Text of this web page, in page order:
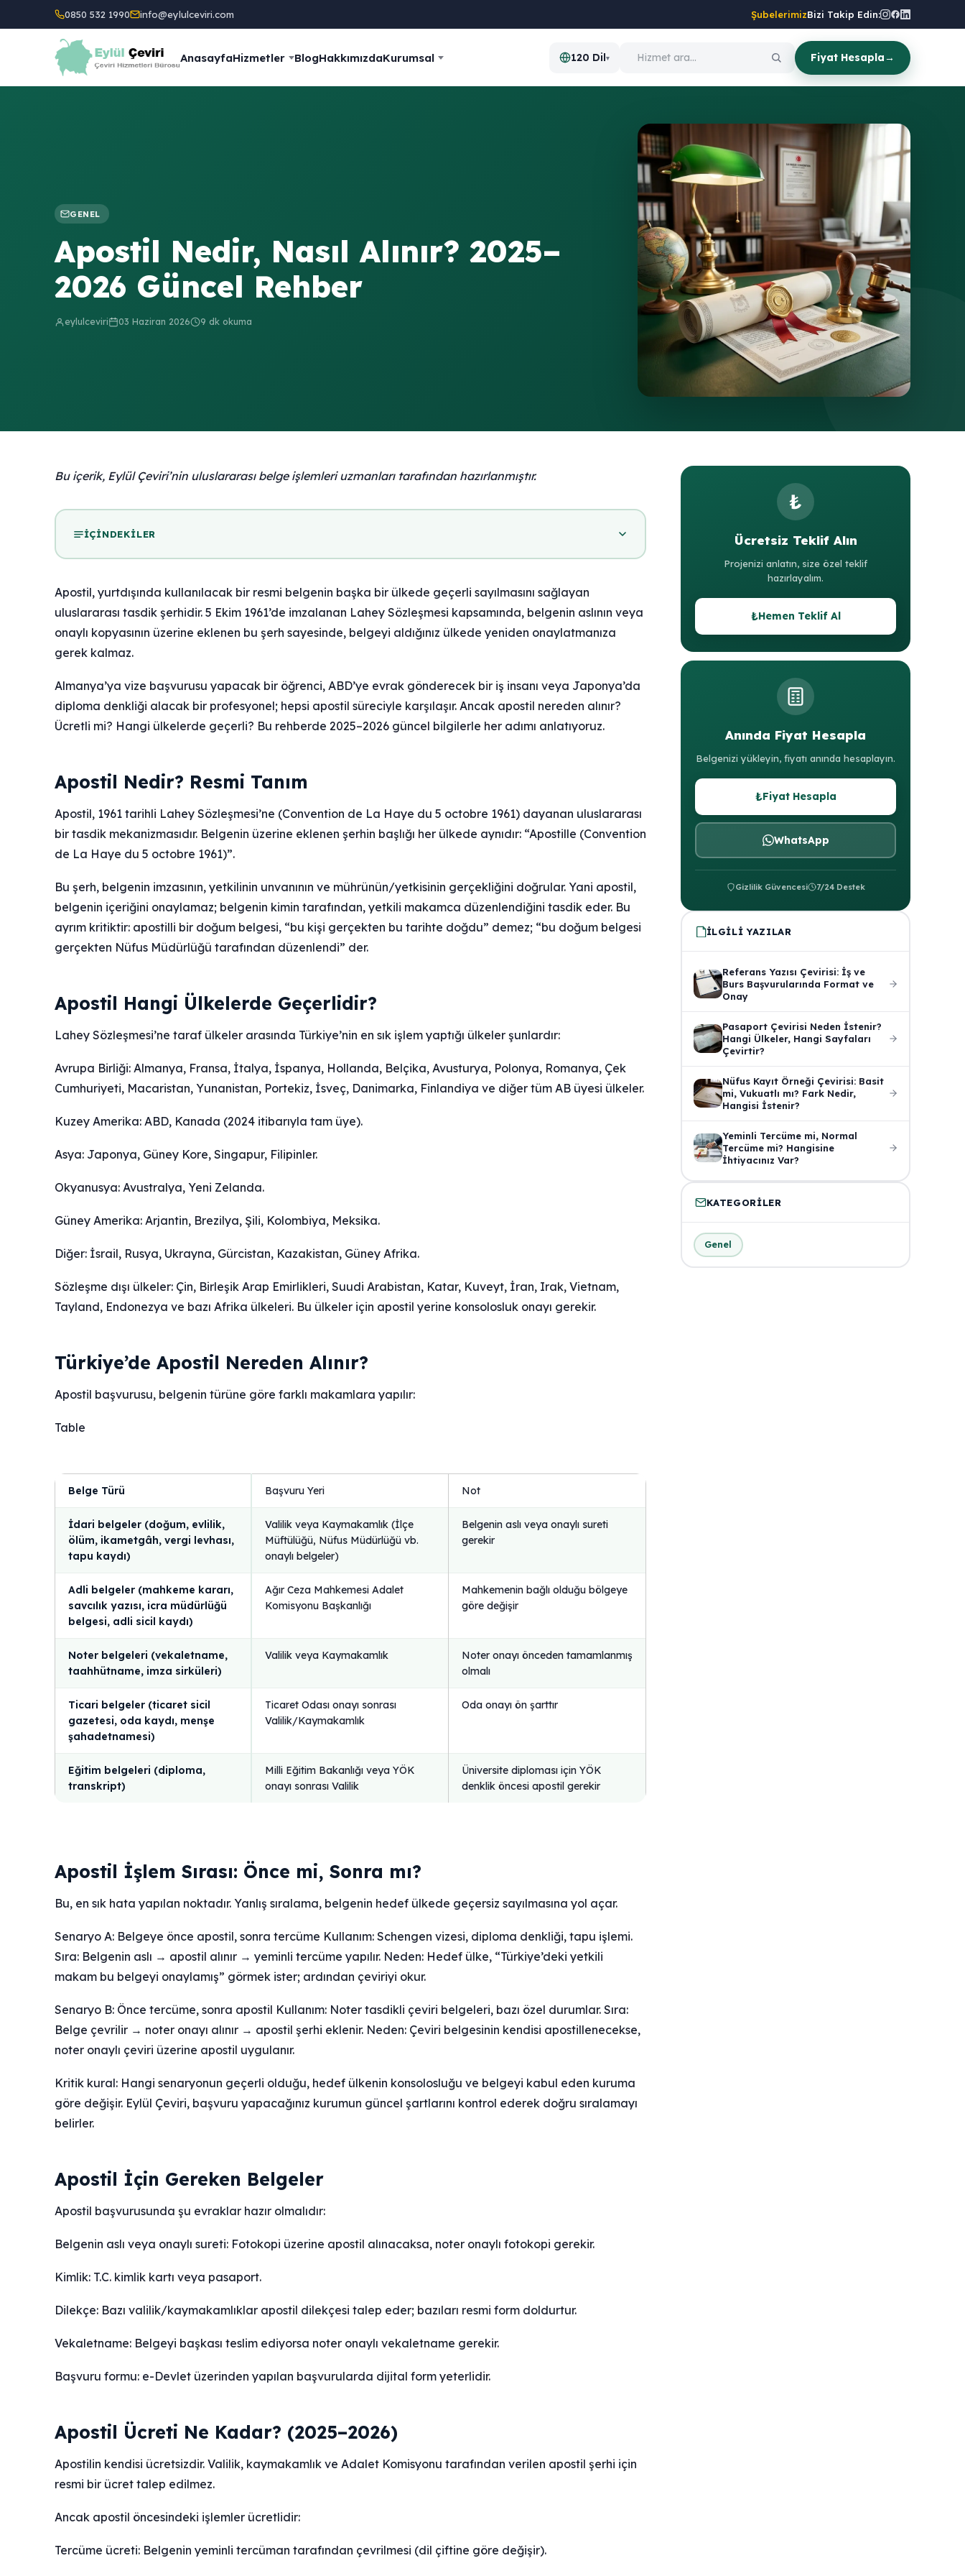
0850 532 1990 info@eylulceviri.com ŞubelerimizBizi Takip Edin:
AnasayfaHizmetler BlogHakkımızdaKurumsal 120 Dil▾ Fiyat Hesapla→
GENEL
Apostil Nedir, Nasıl Alınır? 2025–
2026 Güncel Rehber
eylulceviri 03 Haziran 2026 9 dk okuma
Bu içerik, Eylül Çeviri’nin uluslararası belge işlemleri uzmanları tarafından hazırlanmıştır.
İÇINDEKILER
Apostil, yurtdışında kullanılacak bir resmi belgenin başka bir ülkede geçerli sayılmasını sağlayan
uluslararası tasdik şerhidir. 5 Ekim 1961’de imzalanan Lahey Sözleşmesi kapsamında, belgenin aslının veya
onaylı kopyasının üzerine eklenen bu şerh sayesinde, belgeyi aldığınız ülkede yeniden onaylatmanıza
gerek kalmaz.
Almanya’ya vize başvurusu yapacak bir öğrenci, ABD’ye evrak gönderecek bir iş insanı veya Japonya’da
diploma denkliği alacak bir profesyonel; hepsi apostil süreciyle karşılaşır. Ancak apostil nereden alınır?
Ücretli mi? Hangi ülkelerde geçerli? Bu rehberde 2025–2026 güncel bilgilerle her adımı anlatıyoruz.
Apostil Nedir? Resmi Tanım
Apostil, 1961 tarihli Lahey Sözleşmesi’ne (Convention de La Haye du 5 octobre 1961) dayanan uluslararası
bir tasdik mekanizmasıdır. Belgenin üzerine eklenen şerhin başlığı her ülkede aynıdır: “Apostille (Convention
de La Haye du 5 octobre 1961)”.
Bu şerh, belgenin imzasının, yetkilinin unvanının ve mührünün/yetkisinin gerçekliğini doğrular. Yani apostil,
belgenin içeriğini onaylamaz; belgenin kimin tarafından, yetkili makamca düzenlendiğini tasdik eder. Bu
ayrım kritiktir: apostilli bir doğum belgesi, “bu kişi gerçekten bu tarihte doğdu” demez; “bu doğum belgesi
gerçekten Nüfus Müdürlüğü tarafından düzenlendi” der.
Apostil Hangi Ülkelerde Geçerlidir?
Lahey Sözleşmesi’ne taraf ülkeler arasında Türkiye’nin en sık işlem yaptığı ülkeler şunlardır:
Avrupa Birliği: Almanya, Fransa, İtalya, İspanya, Hollanda, Belçika, Avusturya, Polonya, Romanya, Çek
Cumhuriyeti, Macaristan, Yunanistan, Portekiz, İsveç, Danimarka, Finlandiya ve diğer tüm AB üyesi ülkeler.
Kuzey Amerika: ABD, Kanada (2024 itibarıyla tam üye).
Asya: Japonya, Güney Kore, Singapur, Filipinler.
Okyanusya: Avustralya, Yeni Zelanda.
Güney Amerika: Arjantin, Brezilya, Şili, Kolombiya, Meksika.
Diğer: İsrail, Rusya, Ukrayna, Gürcistan, Kazakistan, Güney Afrika.
Sözleşme dışı ülkeler: Çin, Birleşik Arap Emirlikleri, Suudi Arabistan, Katar, Kuveyt, İran, Irak, Vietnam,
Tayland, Endonezya ve bazı Afrika ülkeleri. Bu ülkeler için apostil yerine konsolosluk onayı gerekir.
Türkiye’de Apostil Nereden Alınır?
Apostil başvurusu, belgenin türüne göre farklı makamlara yapılır:
Table
Belge Türü Başvuru Yeri Not
İdari belgeler (doğum, evlilik,
ölüm, ikametgâh, vergi levhası,
tapu kaydı)
Valilik veya Kaymakamlık (İlçe
Müftülüğü, Nüfus Müdürlüğü vb.
onaylı belgeler)
Belgenin aslı veya onaylı sureti
gerekir
Adli belgeler (mahkeme kararı,
savcılık yazısı, icra müdürlüğü
belgesi, adli sicil kaydı)
Ağır Ceza Mahkemesi Adalet
Komisyonu Başkanlığı
Mahkemenin bağlı olduğu bölgeye
göre değişir
Noter belgeleri (vekaletname,
taahhütname, imza sirküleri)
Valilik veya Kaymakamlık
Noter onayı önceden tamamlanmış
olmalı
Ticari belgeler (ticaret sicil
gazetesi, oda kaydı, menşe
şahadetnamesi)
Ticaret Odası onayı sonrası
Valilik/Kaymakamlık
Oda onayı ön şarttır
Eğitim belgeleri (diploma,
transkript)
Milli Eğitim Bakanlığı veya YÖK
onayı sonrası Valilik
Üniversite diploması için YÖK
denklik öncesi apostil gerekir
Apostil İşlem Sırası: Önce mi, Sonra mı?
Bu, en sık hata yapılan noktadır. Yanlış sıralama, belgenin hedef ülkede geçersiz sayılmasına yol açar.
Senaryo A: Belgeye önce apostil, sonra tercüme Kullanım: Schengen vizesi, diploma denkliği, tapu işlemi.
Sıra: Belgenin aslı → apostil alınır → yeminli tercüme yapılır. Neden: Hedef ülke, “Türkiye’deki yetkili
makam bu belgeyi onaylamış” görmek ister; ardından çeviriyi okur.
Senaryo B: Önce tercüme, sonra apostil Kullanım: Noter tasdikli çeviri belgeleri, bazı özel durumlar. Sıra:
Belge çevrilir → noter onayı alınır → apostil şerhi eklenir. Neden: Çeviri belgesinin kendisi apostillenecekse,
noter onaylı çeviri üzerine apostil uygulanır.
Kritik kural: Hangi senaryonun geçerli olduğu, hedef ülkenin konsolosluğu ve belgeyi kabul eden kuruma
göre değişir. Eylül Çeviri, başvuru yapacağınız kurumun güncel şartlarını kontrol ederek doğru sıralamayı
belirler.
Apostil İçin Gereken Belgeler
Apostil başvurusunda şu evraklar hazır olmalıdır:
Belgenin aslı veya onaylı sureti: Fotokopi üzerine apostil alınacaksa, noter onaylı fotokopi gerekir.
Kimlik: T.C. kimlik kartı veya pasaport.
Dilekçe: Bazı valilik/kaymakamlıklar apostil dilekçesi talep eder; bazıları resmi form doldurtur.
Vekaletname: Belgeyi başkası teslim ediyorsa noter onaylı vekaletname gerekir.
Başvuru formu: e-Devlet üzerinden yapılan başvurularda dijital form yeterlidir.
Apostil Ücreti Ne Kadar? (2025–2026)
Apostilin kendisi ücretsizdir. Valilik, kaymakamlık ve Adalet Komisyonu tarafından verilen apostil şerhi için
resmi bir ücret talep edilmez.
Ancak apostil öncesindeki işlemler ücretlidir:
Tercüme ücreti: Belgenin yeminli tercüman tarafından çevrilmesi (dil çiftine göre değişir).
₺
Ücretsiz Teklif Alın
Projenizi anlatın, size özel teklif
hazırlayalım.
₺Hemen Teklif Al
Anında Fiyat Hesapla
Belgenizi yükleyin, fiyatı anında hesaplayın.
₺Fiyat Hesapla
WhatsApp
Gizlilik Güvencesi 7/24 Destek
İLGILI YAZILAR
Referans Yazısı Çevirisi: İş ve
Burs Başvurularında Format ve
Onay
Pasaport Çevirisi Neden İstenir?
Hangi Ülkeler, Hangi Sayfaları
Çevirtir?
Nüfus Kayıt Örneği Çevirisi: Basit
mi, Vukuatlı mı? Fark Nedir,
Hangisi İstenir?
Yeminli Tercüme mi, Normal
Tercüme mi? Hangisine
İhtiyacınız Var?
KATEGORILER
Genel